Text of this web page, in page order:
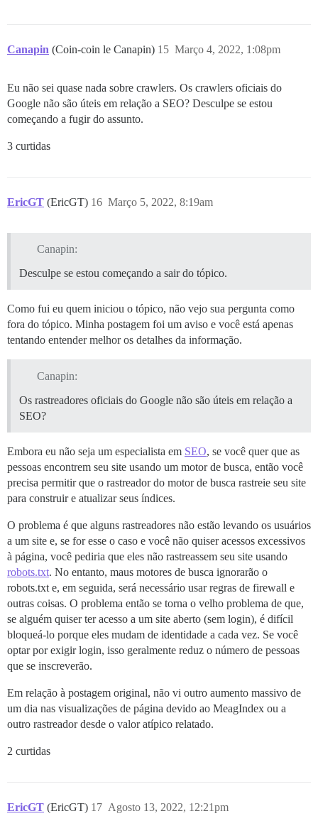
Canapin (Coin-coin le Canapin) Março 4, 2022, 1:08pm
15
Eu não sei quase nada sobre crawlers. Os crawlers oficiais do
Google não são úteis em relação a SEO? Desculpe se estou
começando a fugir do assunto.
3 curtidas
EricGT (EricGT) Março 5, 2022, 8:19am
16
Canapin:
Desculpe se estou começando a sair do tópico.
Como fui eu quem iniciou o tópico, não vejo sua pergunta como
fora do tópico. Minha postagem foi um aviso e você está apenas
tentando entender melhor os detalhes da informação.
Canapin:
Os rastreadores oficiais do Google não são úteis em relação a
SEO?
Embora eu não seja um especialista em SEO, se você quer que as
pessoas encontrem seu site usando um motor de busca, então você
precisa permitir que o rastreador do motor de busca rastreie seu site
para construir e atualizar seus índices.
O problema é que alguns rastreadores não estão levando os usuários
a um site e, se for esse o caso e você não quiser acessos excessivos
à página, você pediria que eles não rastreassem seu site usando
robots.txt. No entanto, maus motores de busca ignorarão o
robots.txt e, em seguida, será necessário usar regras de firewall e
outras coisas. O problema então se torna o velho problema de que,
se alguém quiser ter acesso a um site aberto (sem login), é difícil
bloqueá-lo porque eles mudam de identidade a cada vez. Se você
optar por exigir login, isso geralmente reduz o número de pessoas
que se inscreverão.
Em relação à postagem original, não vi outro aumento massivo de
um dia nas visualizações de página devido ao MeagIndex ou a
outro rastreador desde o valor atípico relatado.
2 curtidas
EricGT (EricGT) Agosto 13, 2022, 12:21pm
17